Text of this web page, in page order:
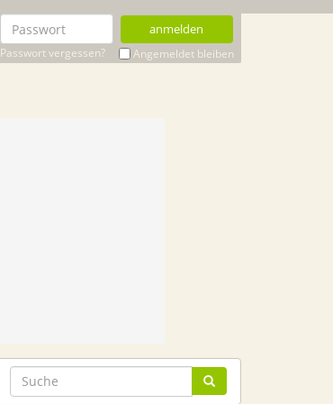
anmelden
Passwort vergessen? Angemeldet bleiben